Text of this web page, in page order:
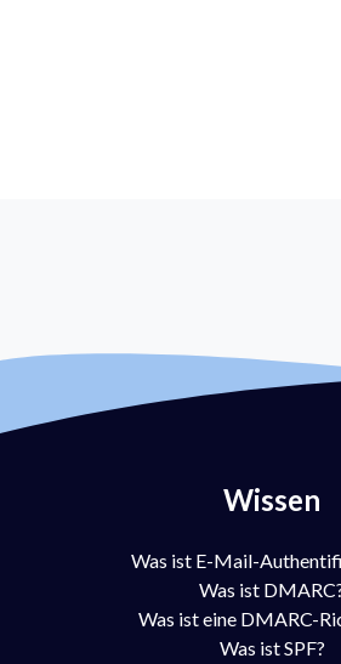
Wissen
Was ist E-Mail-
Was ist
Was ist eine DMARC-
Was ist SPF?